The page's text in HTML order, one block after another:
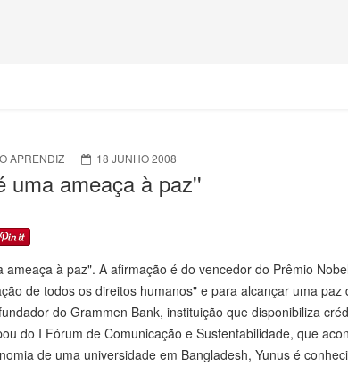
APRENDIZ 18 JUNHO 2008
uma ameaça à paz''
ameaça à paz". A afirmação é do vencedor do Prêmio
de todos os direitos humanos" e para alcançar uma
do Grammen Bank, instituição que disponibiliza
do I Fórum de Comunicação e Sustentabilidade, que
de uma universidade em Bangladesh, Yunus é